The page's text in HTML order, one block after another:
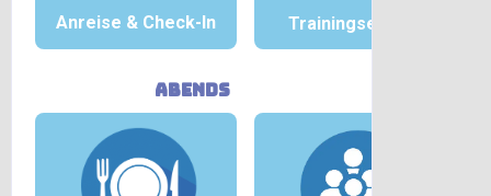
Anreise & Check-In Trainingseinheit
abends